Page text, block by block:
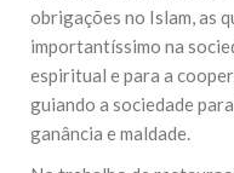
obrigações no Islam, as
importantíssimo na
espiritual e para a
guiando a sociedade
ganância e maldade.